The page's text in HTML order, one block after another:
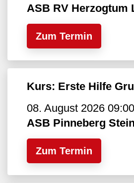
ASB RV Herzogtum
Zum Termin
Kurs: Erste Hilfe
08. August 2026
ASB Pinneberg
Zum Termin